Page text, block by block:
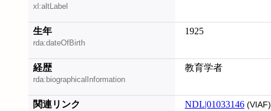
xl:altLabel
生年
rda:dateOfBirth
1925
経歴
rda:biographicalInformation
教育学者
関連リンク NDL|01033146 (VIAF)